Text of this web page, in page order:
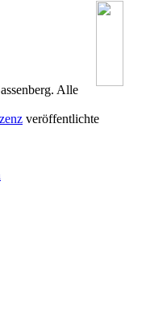
Alle
veröffentlichte